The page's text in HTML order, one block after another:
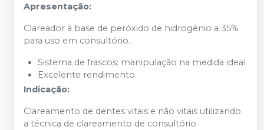
Apresentação:
Clareador à base de peróxido de hidrogênio a 35%
para uso em consultório.
Sistema de frascos: manipulação na medida ideal
Excelente rendimento
Indicação:
Clareamento de dentes vitais e não vitais utilizando
a técnica de clareamento de consultório.